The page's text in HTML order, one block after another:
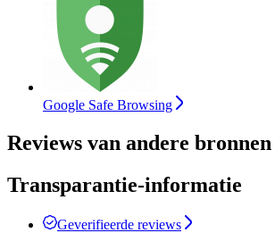
Google Safe Browsing
Reviews van andere bronnen
Transparantie-informatie
Geverifieerde reviews